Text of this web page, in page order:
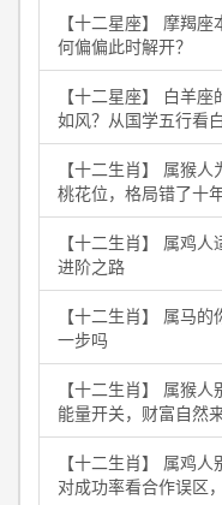
【十二星座】 摩羯
何偏偏此时解开？
【十二星座】 白羊
如风？从国学五行看
【十二生肖】 属猴
桃花位，格局错了十
【十二生肖】 属鸡
进阶之路
【十二生肖】 属马
一步吗
【十二生肖】 属猴
能量开关，财富自然
【十二生肖】 属鸡
对成功率看合作误区